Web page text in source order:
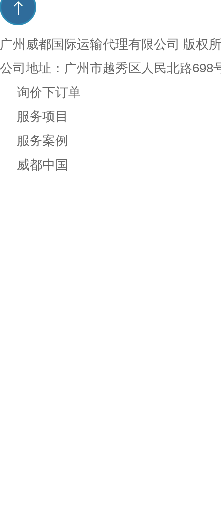
广州威都国际运输代理有限公司 版权
公司地址：广州市越秀区人民北路698
询价下订单
服务项目
服务案例
威都中国